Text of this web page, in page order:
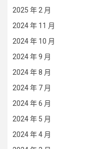
2025 年 2 月
2024 年 11 月
2024 年 10 月
2024 年 9 月
2024 年 8 月
2024 年 7 月
2024 年 6 月
2024 年 5 月
2024 年 4 月